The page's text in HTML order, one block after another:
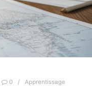
0 Apprentissage